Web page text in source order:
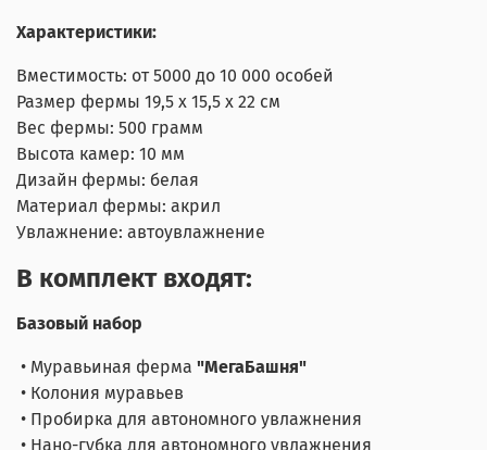
Характеристики:
Вместимость: от 5000 до 10 000 особей
Размер фермы 19,5 х 15,5 х 22 см
Вес фермы: 500 грамм
Высота камер: 10 мм
Дизайн фермы: белая
Материал фермы: акрил
Увлажнение: автоувлажнение
В комплект входят:
Базовый набор
• Муравьиная ферма "МегаБашня"
• Колония муравьев
• Пробирка для автономного увлажнения
• Нано-губка для автономного увлажнения